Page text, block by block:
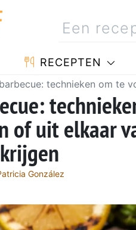
RECEPTEN
technieken om te
uit elkaar
González